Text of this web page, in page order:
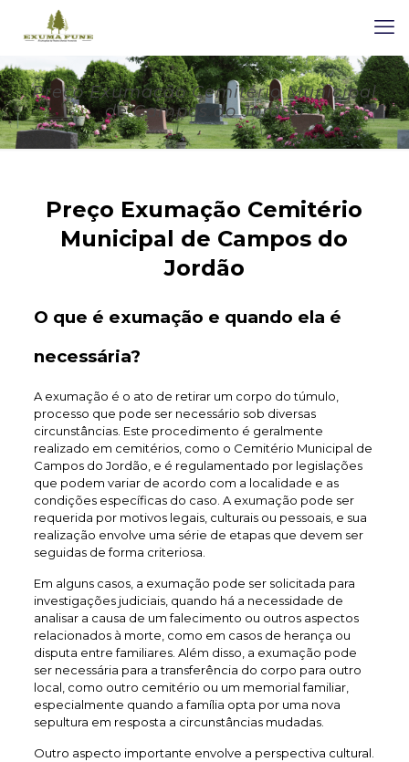
Preço Exumação Cemitério Municipal
de Campos do Jordão
Preço Exumação Cemitério
Municipal de Campos do
Jordão
O que é exumação e quando ela é
necessária?
A exumação é o ato de retirar um corpo do túmulo,
processo que pode ser necessário sob diversas
circunstâncias. Este procedimento é geralmente
realizado em cemitérios, como o Cemitério Municipal de
Campos do Jordão, e é regulamentado por legislações
que podem variar de acordo com a localidade e as
condições específicas do caso. A exumação pode ser
requerida por motivos legais, culturais ou pessoais, e sua
realização envolve uma série de etapas que devem ser
seguidas de forma criteriosa.
Em alguns casos, a exumação pode ser solicitada para
investigações judiciais, quando há a necessidade de
analisar a causa de um falecimento ou outros aspectos
relacionados à morte, como em casos de herança ou
disputa entre familiares. Além disso, a exumação pode
ser necessária para a transferência do corpo para outro
local, como outro cemitério ou um memorial familiar,
especialmente quando a família opta por uma nova
sepultura em resposta a circunstâncias mudadas.
Outro aspecto importante envolve a perspectiva cultural.